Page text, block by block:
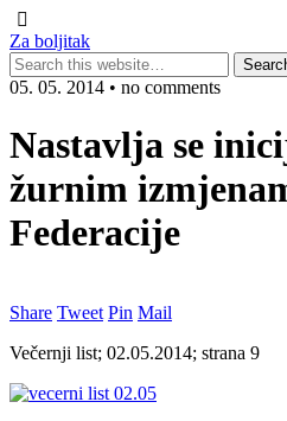
Za boljitak
05. 05. 2014 • no comments
Nastavlja se
žurnim
Federacije
Share Tweet Pin Mail
Večernji list; 02.05.2014; strana 9